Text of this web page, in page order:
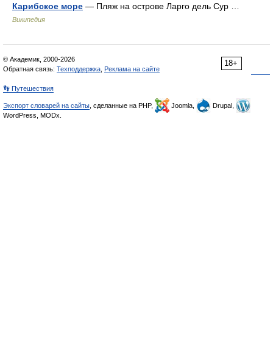
Карибское море — Пляж на острове Ларго дель Сур …
Википедия
18+
© Академик, 2000-2026
Обратная связь: Техподдержка Реклама на сайте
👣 Путешествия
Экспорт словарей на сайты , сделанные на PHP, Joomla,
Drupal,
WordPress, MODx.